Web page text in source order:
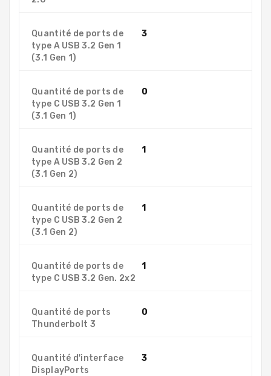
Quantité de ports de
type A USB 3.2 Gen 1
(3.1 Gen 1)
3
Quantité de ports de
type C USB 3.2 Gen 1
(3.1 Gen 1)
0
Quantité de ports de
type A USB 3.2 Gen 2
(3.1 Gen 2)
1
Quantité de ports de
type C USB 3.2 Gen 2
(3.1 Gen 2)
1
Quantité de ports de
type C USB 3.2 Gen. 2x2
1
Quantité de ports
Thunderbolt 3
0
Quantité d'interface
DisplayPorts
3